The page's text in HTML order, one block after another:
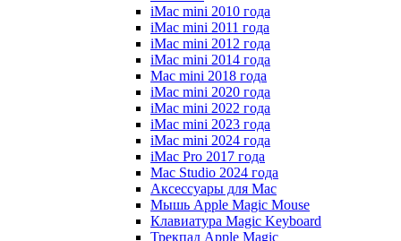
iMac mini 2010 года
iMac mini 2011 года
iMac mini 2012 года
iMac mini 2014 года
Mac mini 2018 года
iMac mini 2020 года
iMac mini 2022 года
iMac mini 2023 года
iMac mini 2024 года
iMac Pro 2017 года
Mac Studio 2024 года
Аксессуары для Mac
Мышь Apple Magic Mouse
Клавиатура Magic Keyboard
Трекпад Apple Magic